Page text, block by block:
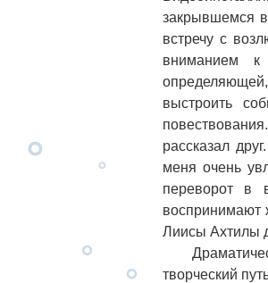
закрывшемся
встречу с
вниманием к
выстроить
рассказал
меня очень
переворот в
воспринимают
Лиисы Ахтилы
творческий